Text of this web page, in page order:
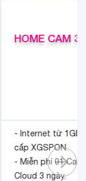
HOME CAM 3
- Internet từ
cấp XGSPON.
- Miễn phí 01
Cloud 3 ngày.